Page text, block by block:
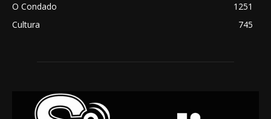
O Condado
1251
Cultura
745